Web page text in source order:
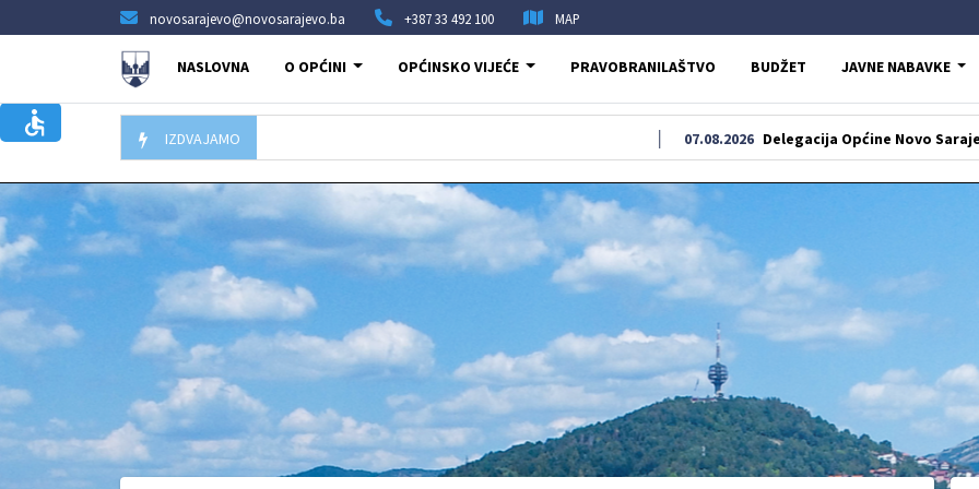
novosarajevo@novosarajevo.ba +387 33 492 100 MAP
NASLOVNA O OPĆINI OPĆINSKO VIJEĆE PRAVOBRANILAŠTVO BUDŽET JAVNE NABAVKE
IZDVAJAMO Delegacija Općine Novo Sarajevo odala